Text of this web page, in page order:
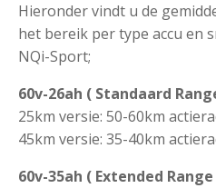
Hieronder vindt u de
het bereik per type accu en
NQi-Sport;
60v-26ah ( Standaard
25km versie: 50-60km
45km versie: 35-40km
60v-35ah ( Extended